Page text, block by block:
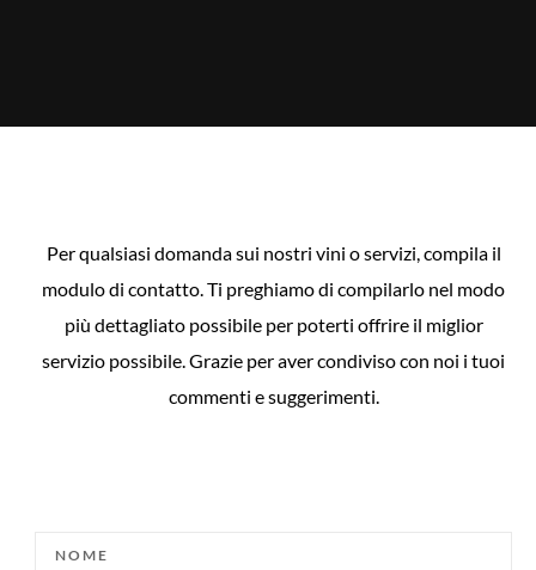
Per qualsiasi domanda sui nostri vini o servizi, compila il
modulo di contatto. Ti preghiamo di compilarlo nel modo
più dettagliato possibile per poterti offrire il miglior
servizio possibile. Grazie per aver condiviso con noi i tuoi
commenti e suggerimenti.